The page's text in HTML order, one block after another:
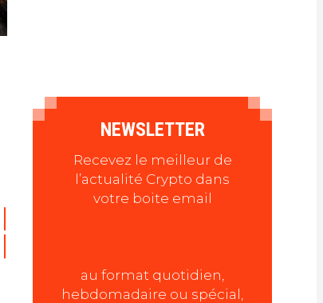
NEWSLETTER
Recevez le meilleur de
l’actualité Crypto dans
votre boite email
au format quotidien,
hebdomadaire ou spécial,